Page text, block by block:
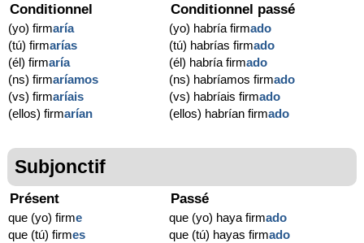
Conditionnel
(yo) firmaría
(tú) firmarías
(él) firmaría
(ns) firmaríamos
(vs) firmaríais
(ellos) firmarían
Conditionnel passé
(yo) habría firmado
(tú) habrías firmado
(él) habría firmado
(ns) habríamos firmado
(vs) habríais firmado
(ellos) habrían firmado
Subjonctif
Présent
que (yo) firme
que (tú) firmes
Passé
que (yo) haya firmado
que (tú) hayas firmado